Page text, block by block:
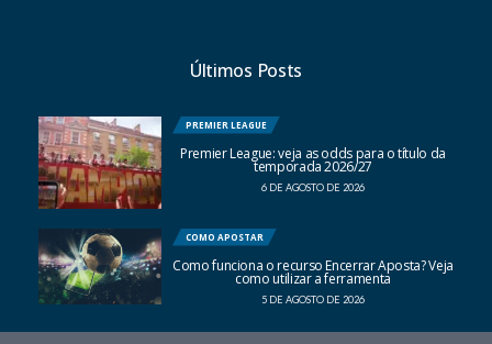
Últimos Posts
PREMIER LEAGUE
Premier League: veja as odds para o título da
temporada 2026/27
6 DE AGOSTO DE 2026
COMO APOSTAR
Como funciona o recurso Encerrar Aposta? Veja
como utilizar a ferramenta
5 DE AGOSTO DE 2026